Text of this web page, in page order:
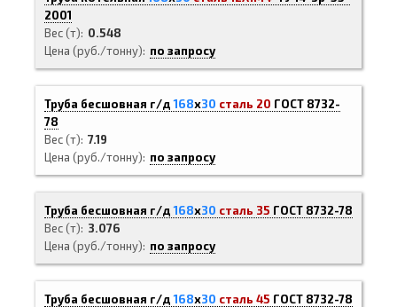
2001
Вес (т)
0.548
Цена (руб./тонну)
по запросу
Труба бесшовная г/д168х30 сталь 20 ГОСТ 8732-
78
Вес (т) 7.19
Цена (руб./тонну)
по запросу
Труба бесшовная г/д168х30 сталь 35 ГОСТ 8732-78
Вес (т)
3.076
Цена (руб./тонну)
по запросу
Труба бесшовная г/д168х30 сталь 45 ГОСТ 8732-78